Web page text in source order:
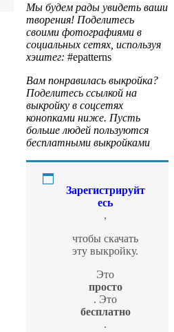
Мы будем рады увидеть ваши
творения! Поделитесь
своими фотографиями в
социальных сетях, используя
хэштег: #epatterns
Вам понравилась выкройка?
Поделитесь ссылкой на
выкройку в соцсетях
конопками ниже. Пусть
больше людей пользуются
бесплатными выкройками
Зарегистрируйт
есь
,
чтобы скачать
эту выкройку.
Это
просто
. Это
бесплатно
.